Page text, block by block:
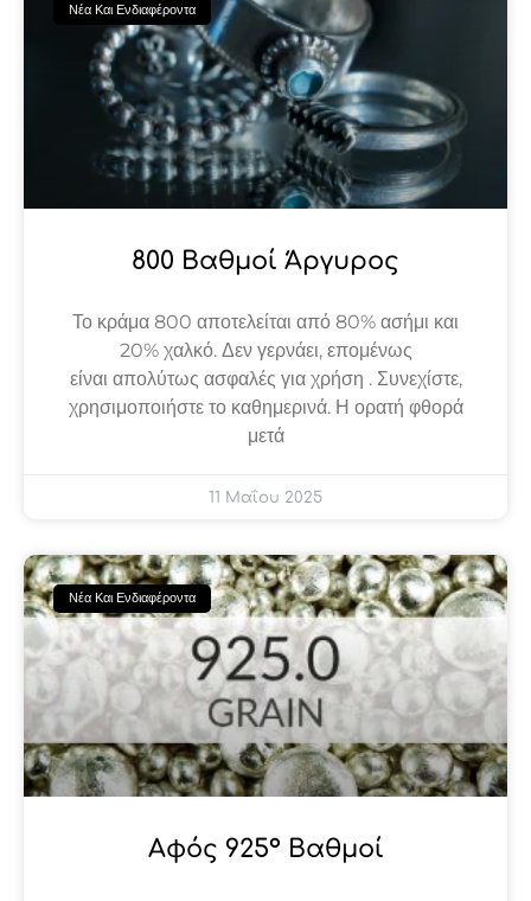
Νέα Και Ενδιαφέροντα
800 Βαθμοί Άργυρος
Το κράμα 800 αποτελείται από 80% ασήμι και
20% χαλκό. Δεν γερνάει, επομένως
είναι απολύτως ασφαλές για χρήση . Συνεχίστε,
χρησιμοποιήστε το καθημερινά. Η ορατή φθορά
μετά
11 Μαΐου 2025
Νέα Και Ενδιαφέροντα
Αφός 925° Βαθμοί